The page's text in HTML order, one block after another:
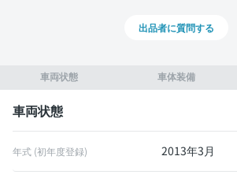
車両状態 車体装備
車両状態
年式 (初年度登録) 2013年3月
出品者に質問する